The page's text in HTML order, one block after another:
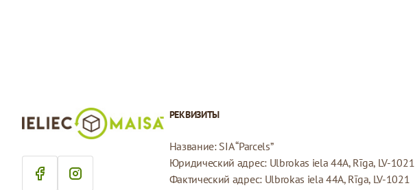
РЕКВИЗИТЫ
Название: SIA “Parcels”
Юридический адрес: Ulbrokas iela 44A, Rīga, LV-1021
Фактический адрес: Ulbrokas iela 44A, Rīga, LV-1021